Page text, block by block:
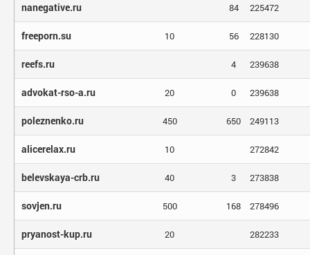
nanegative.ru 84 225472
freeporn.su 10 56 228130
reefs.ru 4 239638
advokat-rso-a.ru 20 0 239638
poleznenko.ru 450 650 249113
alicerelax.ru 10 272842
belevskaya-crb.ru 40 3 273838
sovjen.ru 500 168 278496
pryanost-kup.ru 20 282233